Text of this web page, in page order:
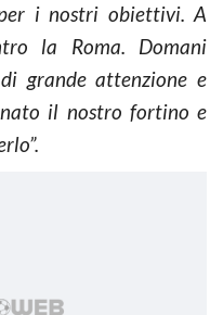
i nostri obiettivi. A
la Roma. Domani
grande attenzione e
il nostro fortino e